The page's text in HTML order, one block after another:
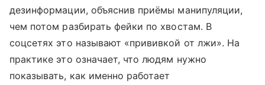
дезинформации, объяснив приёмы манипуляции,
чем потом разбирать фейки по хвостам. В
соцсетях это называют «прививкой от лжи». На
практике это означает, что людям нужно
показывать, как именно работает